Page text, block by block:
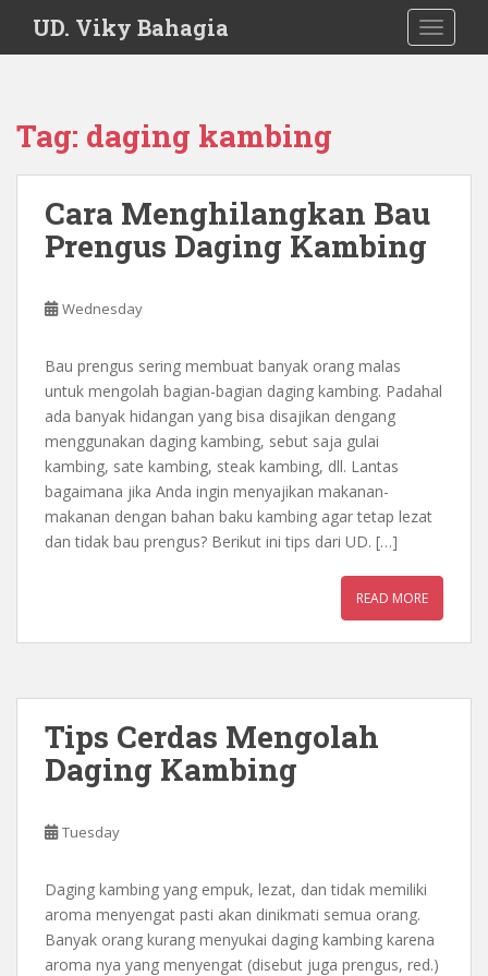
i
UD. Viky Bahagia
Tag: daging kambing
Cara Menghilangkan Bau
Prengus Daging Kambing
Wednesday
Bau prengus sering membuat banyak orang malas
untuk mengolah bagian-bagian daging kambing. Padahal
ada banyak hidangan yang bisa disajikan dengang
menggunakan daging kambing, sebut saja gulai
kambing, sate kambing, steak kambing, dll. Lantas
bagaimana jika Anda ingin menyajikan makanan-
makanan dengan bahan baku kambing agar tetap lezat
dan tidak bau prengus? Berikut ini tips dari UD. […]
READ MORE
Tips Cerdas Mengolah
Daging Kambing
Tuesday
Daging kambing yang empuk, lezat, dan tidak memiliki
aroma menyengat pasti akan dinikmati semua orang.
Banyak orang kurang menyukai daging kambing karena
aroma nya yang menyengat (disebut juga prengus, red.)